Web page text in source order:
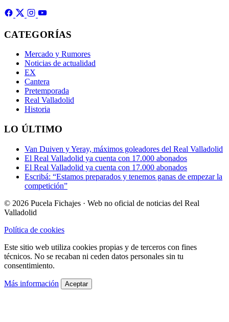
CATEGORÍAS
Mercado y Rumores
Noticias de actualidad
EX
Cantera
Pretemporada
Real Valladolid
Historia
LO ÚLTIMO
Van Duiven y Yeray, máximos goleadores del Real Valladolid
El Real Valladolid ya cuenta con 17.000 abonados
El Real Valladolid ya cuenta con 17.000 abonados
Escribá: “Estamos preparados y tenemos ganas de empezar la
competición”
© 2026 Pucela Fichajes · Web no oficial de noticias del Real
Valladolid
Política de cookies
Este sitio web utiliza cookies propias y de terceros con fines
técnicos. No se recaban ni ceden datos personales sin tu
consentimiento.
Más información Aceptar